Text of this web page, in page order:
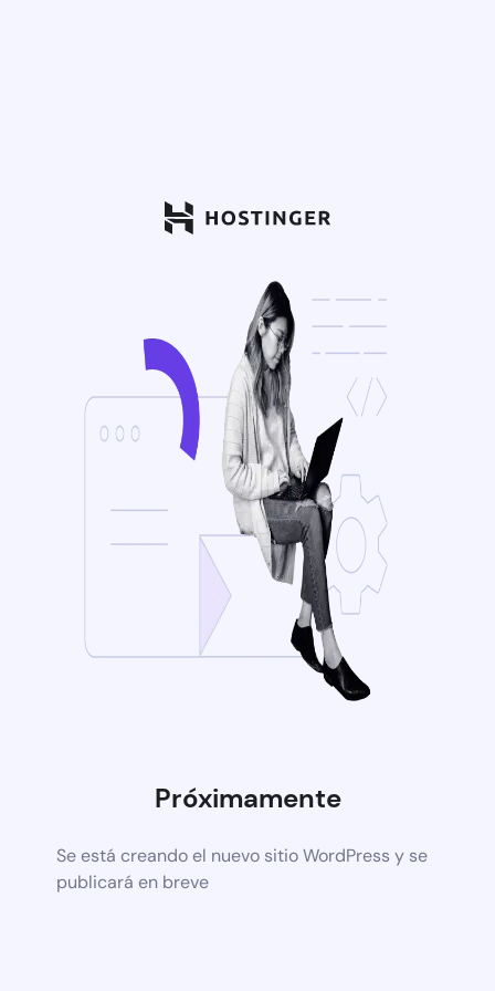
Próximamente
Se está creando el nuevo sitio WordPress y se
publicará en breve